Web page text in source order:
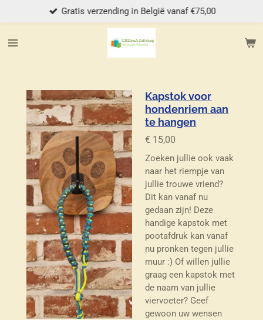
direct
naar
Gratis verzending in België vanaf €75,00
Kapstok voor
hondenriem aan
te hangen
€ 15,00
Zoeken jullie ook vaak
naar het riempje van
jullie trouwe vriend?
Dit kan vanaf nu
gedaan zijn! Deze
handige kapstok met
pootafdruk kan vanaf
nu pronken tegen jullie
muur :) Of willen jullie
graag een kapstok met
de naam van jullie
viervoeter? Geef
gewoon uw wensen